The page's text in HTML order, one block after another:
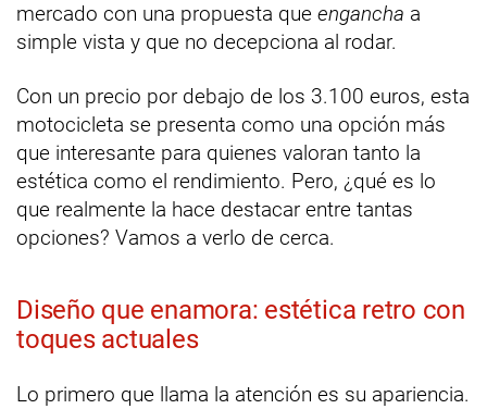
mercado con una propuesta que engancha a
simple vista y que no decepciona al rodar.
Con un precio por debajo de los 3.100 euros, esta
motocicleta se presenta como una opción más
que interesante para quienes valoran tanto la
estética como el rendimiento. Pero, ¿qué es lo
que realmente la hace destacar entre tantas
opciones? Vamos a verlo de cerca.
Diseño que enamora: estética retro con
toques actuales
Lo primero que llama la atención es su apariencia.